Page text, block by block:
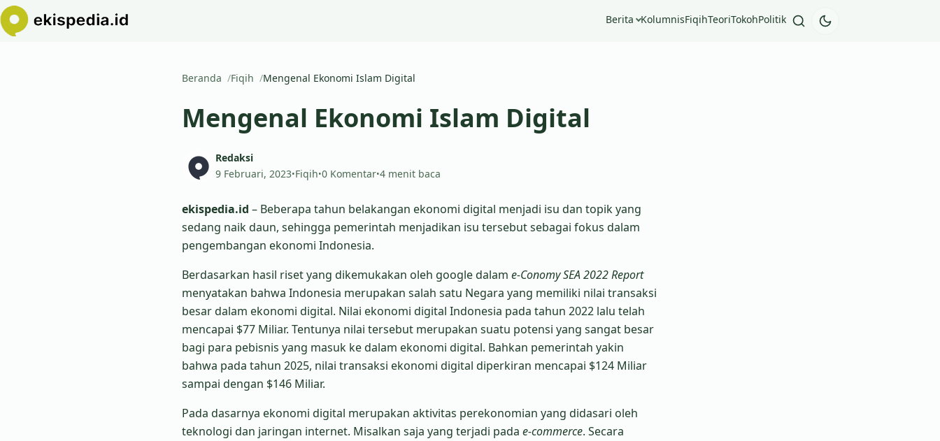
Berita KolumnisFiqihTeoriTokohPolitik
Beranda Fiqih Mengenal Ekonomi Islam Digital
Mengenal Ekonomi Islam Digital
Redaksi
9 Februari, 2023•Fiqih•0 Komentar•4 menit baca
ekispedia.id – Beberapa tahun belakangan ekonomi digital menjadi isu dan topik yang
sedang naik daun, sehingga pemerintah menjadikan isu tersebut sebagai fokus dalam
pengembangan ekonomi Indonesia.
Berdasarkan hasil riset yang dikemukakan oleh google dalam e-Conomy SEA 2022 Report
menyatakan bahwa Indonesia merupakan salah satu Negara yang memiliki nilai transaksi
besar dalam ekonomi digital. Nilai ekonomi digital Indonesia pada tahun 2022 lalu telah
mencapai $77 Miliar. Tentunya nilai tersebut merupakan suatu potensi yang sangat besar
bagi para pebisnis yang masuk ke dalam ekonomi digital. Bahkan pemerintah yakin
bahwa pada tahun 2025, nilai transaksi ekonomi digital diperkiran mencapai $124 Miliar
sampai dengan $146 Miliar.
Pada dasarnya ekonomi digital merupakan aktivitas perekonomian yang didasari oleh
teknologi dan jaringan internet. Misalkan saja yang terjadi pada e-commerce. Secara